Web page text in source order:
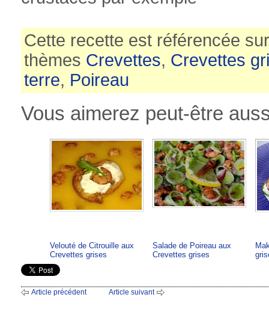
Cette recette est référencée
thèmes Crevettes, Crevettes
terre, Poireau
Vous aimerez peut-être
Velouté de Citrouille aux
Crevettes grises
Salade de Poireau aux
Crevettes grises
Article précédent Article suivant